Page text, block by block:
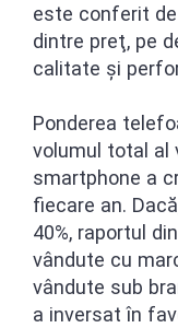
este conferit
dintre preţ, pe
calitate şi
Ponderea
volumul total al
smartphone a
fiecare an.
40%, raportul
vândute cu
vândute sub
a inversat în